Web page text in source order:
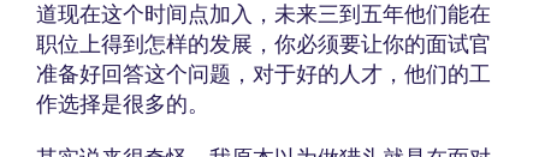
道现在这个时间点加入，未来三到五年他们能在
职位上得到怎样的发展，你必须要让你的面试官
准备好回答这个问题，对于好的人才，他们的工
作选择是很多的。